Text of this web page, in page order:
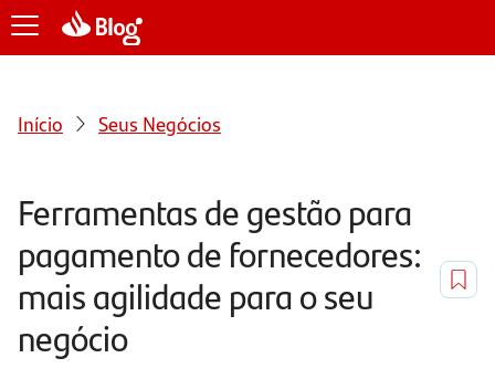
Início Seus Negócios
Ferramentas de gestão para
pagamento de fornecedores:
mais agilidade para o seu
negócio